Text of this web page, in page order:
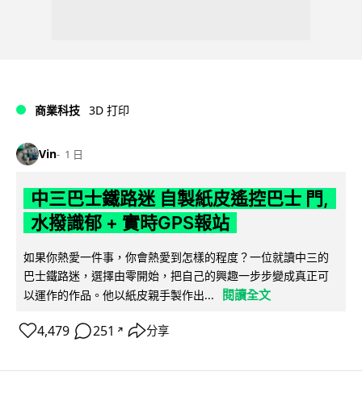
商業科技 3D 打印
Vin 1 日
中三巴士鐵路迷 自製紙皮遙控巴士 門,
水撥識郁 + 實時GPS報站
如果你熱愛一件事，你會熱愛到怎樣的程度？一位就讀中三的
巴士鐵路迷，選擇由零開始，把自己的興趣一步步變成真正可
以運作的作品。他以紙皮親手製作出...
閱讀全文
4,479 251 ↗ 分享